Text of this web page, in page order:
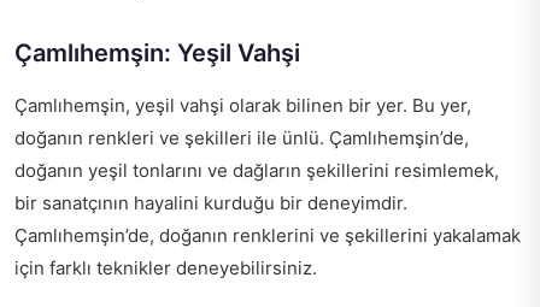
Çamlıhemşin: Yeşil Vahşi
Çamlıhemşin, yeşil vahşi olarak bilinen bir yer. Bu yer,
doğanın renkleri ve şekilleri ile ünlü. Çamlıhemşin’de,
doğanın yeşil tonlarını ve dağların şekillerini resimlemek,
bir sanatçının hayalini kurduğu bir deneyimdir.
Çamlıhemşin’de, doğanın renklerini ve şekillerini yakalamak
için farklı teknikler deneyebilirsiniz.